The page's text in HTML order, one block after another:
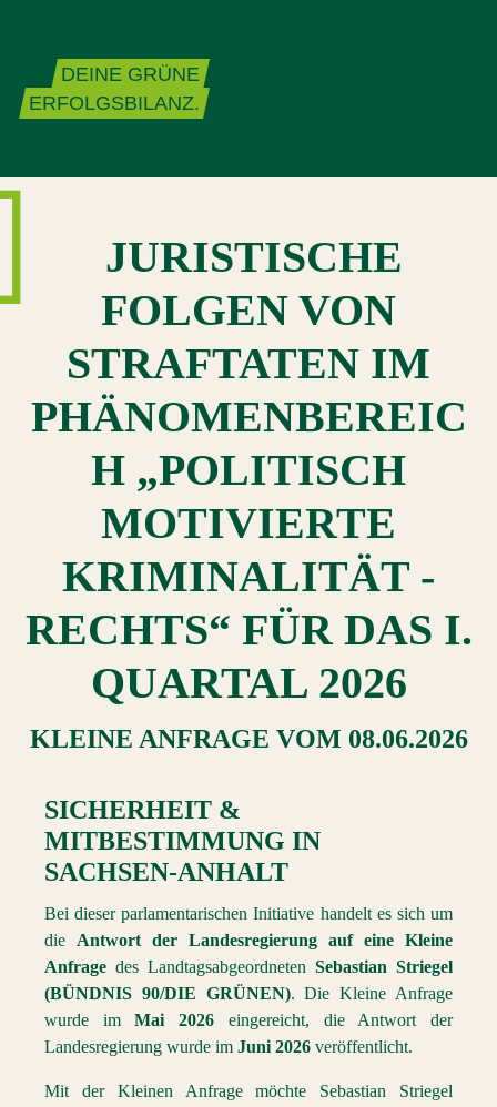
DEINE GRÜNE
ERFOLGSBILANZ.
JURISTISCHE
FOLGEN VON
STRAFTATEN IM
PHÄNOMENBEREIC
H „POLITISCH
MOTIVIERTE
KRIMINALITÄT -
RECHTS“ FÜR DAS I.
QUARTAL 2026
KLEINE ANFRAGE VOM 08.06.2026
SICHERHEIT &
MITBESTIMMUNG IN
SACHSEN-ANHALT
Bei dieser parlamentarischen Initiative handelt es sich um
die Antwort der Landesregierung auf eine Kleine
Anfrage des Landtagsabgeordneten Sebastian Striegel
(BÜNDNIS 90/DIE GRÜNEN). Die Kleine Anfrage
wurde imMai 2026 eingereicht, die Antwort der
Landesregierung wurde im Juni 2026 veröffentlicht.
Mit der Kleinen Anfrage möchte Sebastian Striegel